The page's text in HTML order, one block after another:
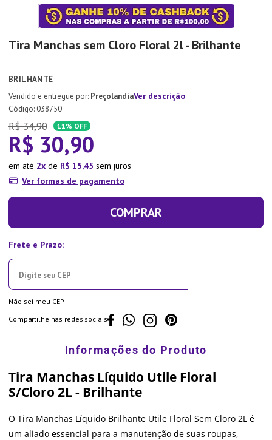
Tira Manchas sem Cloro Floral 2l - Brilhante
BRILHANTE
PreçolandiaVer descrição
: 038750
R$ 34,90 11% OFF
R$ 30,90
em até 2 de R$ 15,45 sem juros
Ver formas de pagamento
COMPRAR
Não sei meu CEP
Compartilhe nas redes sociais
Tira Manchas Líquido Utile Floral
S/Cloro 2L - Brilhante
O Tira Manchas Líquido Brilhante Utile Floral Sem Cloro 2L é
um aliado essencial para a manutenção de suas roupas,
Lixeira